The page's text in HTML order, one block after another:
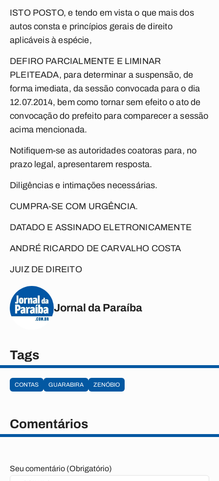
ISTO POSTO, e tendo em vista o que mais dos
autos consta e princípios gerais de direito
aplicáveis à espécie,
DEFIRO PARCIALMENTE E LIMINAR
PLEITEADA, para determinar a suspensão, de
forma imediata, da sessão convocada para o dia
12.07.2014, bem como tornar sem efeito o ato de
convocação do prefeito para comparecer a sessão
acima mencionada.
Notifiquem-se as autoridades coatoras para, no
prazo legal, apresentarem resposta.
Diligências e intimações necessárias.
CUMPRA-SE COM URGÊNCIA.
DATADO E ASSINADO ELETRONICAMENTE
ANDRÉ RICARDO DE CARVALHO COSTA
JUIZ DE DIREITO
Jornal da Paraíba
Tags
CONTAS GUARABIRA ZENÓBIO
Comentários
Seu comentário (Obrigatório)